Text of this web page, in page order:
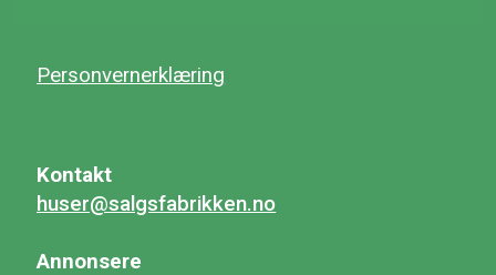
Personvernerklæring
Kontakt
huser@salgsfabrikken.no
Annonsere